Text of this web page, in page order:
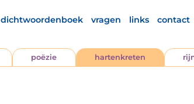
dichtwoordenboek vragen links contact
poëzie hartenkreten